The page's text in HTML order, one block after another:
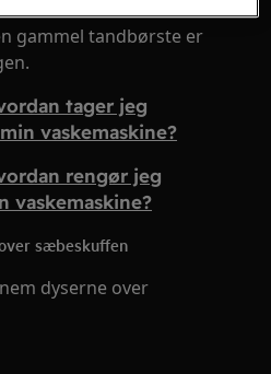
gammel tandbørste er
tager jeg
vaskemaskine?
rengør jeg
vaskemaskine?
sæbeskuffen
dyserne over